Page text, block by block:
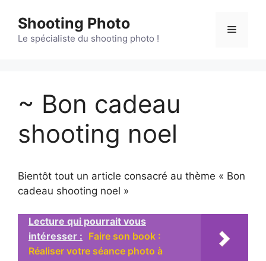
contenu
Shooting Photo
Le spécialiste du shooting photo !
Menu
~ Bon cadeau
shooting noel
Bientôt tout un article consacré au thème « Bon
cadeau shooting noel »
Lecture qui pourrait vous
intéresser : Faire son book :
Réaliser votre séance photo à